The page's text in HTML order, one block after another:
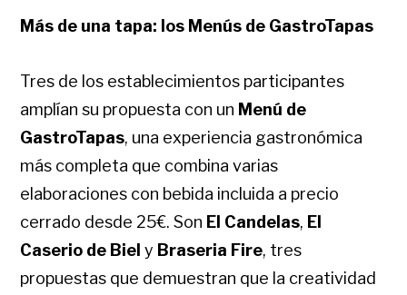
Más de una tapa: los Menús de GastroTapas
Tres de los establecimientos participantes
amplían su propuesta con un Menú de
GastroTapas, una experiencia gastronómica
más completa que combina varias
elaboraciones con bebida incluida a precio
cerrado desde 25€. Son El Candelas, El
Caserio de Biel y Braseria Fire, tres
propuestas que demuestran que la creatividad